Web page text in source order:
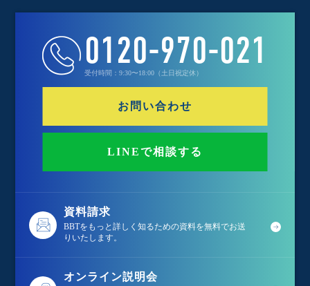
0120-970-021
受付時間：9:30〜18:00（土日祝定休）
お問い合わせ
LINEで相談する
資料請求
BBTをもっと詳しく知るための資料を無料でお送
りいたします。
オンライン説明会